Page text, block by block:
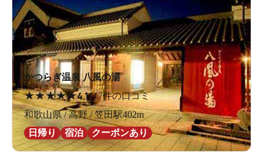
かつらぎ温泉 八風の湯
★★★★★4.1117件の口コミ
和歌山県 / 高野 / 笠田駅402m
日帰り
宿泊 クーポンあり